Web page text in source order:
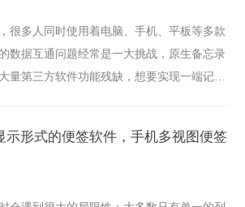
很多人同时使用着电脑、手机、平板等多款
数据互通问题经常是一大挑战，原生备忘录
量第三方软件功能残缺，想要实现一端记
示形式的便签软件，手机多视图便签